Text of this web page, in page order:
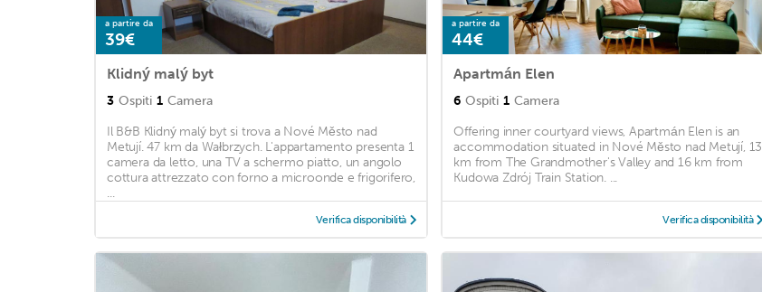
a partire da
39€
Klidný malý byt
3 Ospiti 1 Camera
Il B&B Klidný malý byt si trova a Nové Město nad
Metují. 47 km da Wałbrzych. L'appartamento presenta 1
camera da letto, una TV a schermo piatto, un angolo
cottura attrezzato con forno a microonde e frigorifero,
...
Verifica disponibilità
a partire da
44€
Apartmán Elen
6 Ospiti 1 Camera
Offering inner courtyard views, Apartmán Elen is an
accommodation situated in Nové Město nad Metují, 13
km from The Grandmother's Valley and 16 km from
Kudowa Zdrój Train Station. ...
Verifica disponibilità